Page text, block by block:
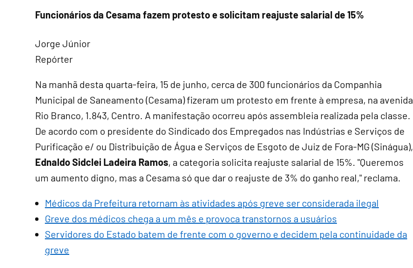
Funcionários da Cesama fazem protesto e solicitam reajuste salarial de 15%
Jorge Júnior
Repórter
Na manhã desta quarta-feira, 15 de junho, cerca de 300 funcionários da Companhia
Municipal de Saneamento (Cesama) fizeram um protesto em frente à empresa, na avenida
Rio Branco, 1.843, Centro. A manifestação ocorreu após assembleia realizada pela classe.
De acordo com o presidente do Sindicado dos Empregados nas Indústrias e Serviços de
Purificação e/ ou Distribuição de Água e Serviços de Esgoto de Juiz de Fora-MG (Sinágua),
Ednaldo Sidclei Ladeira Ramos, a categoria solicita reajuste salarial de 15%. "Queremos
um aumento digno, mas a Cesama só que dar o reajuste de 3% do ganho real," reclama.
Médicos da Prefeitura retornam às atividades após greve ser considerada ilegal
Greve dos médicos chega a um mês e provoca transtornos a usuários
Servidores do Estado batem de frente com o governo e decidem pela continuidade da
greve